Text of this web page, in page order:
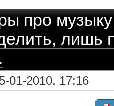
про музыку
лишь
01-2010, 17:16